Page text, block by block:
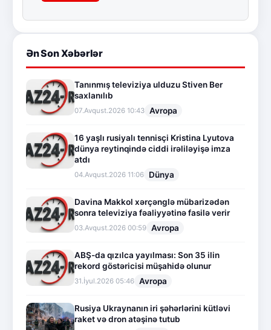
Ən Son Xəbərlər
Tanınmış televiziya ulduzu Stiven Ber
saxlanılıb
07.Avqust.2026 10:43 Avropa
16 yaşlı rusiyalı tennisçi Kristina Lyutova
dünya reytinqində ciddi irəliləyişə imza
atdı
04.Avqust.2026 11:06 Dünya
Davina Makkol xərçənglə mübarizədən
sonra televiziya fəaliyyətinə fasilə verir
03.Avqust.2026 00:59 Avropa
ABŞ-da qızılca yayılması: Son 35 ilin
rekord göstəricisi müşahidə olunur
31.İyul.2026 05:46 Avropa
Rusiya Ukraynanın iri şəhərlərini kütləvi
raket və dron atəşinə tutub